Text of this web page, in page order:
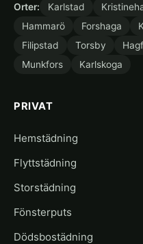
Orter: Karlstad
Hammarö
Forshaga
Filipstad
Torsby
Munkfors
Karlskoga
PRIVAT
Hemstädning
Flyttstädning
Storstädning
Fönsterputs
Dödsbostädning